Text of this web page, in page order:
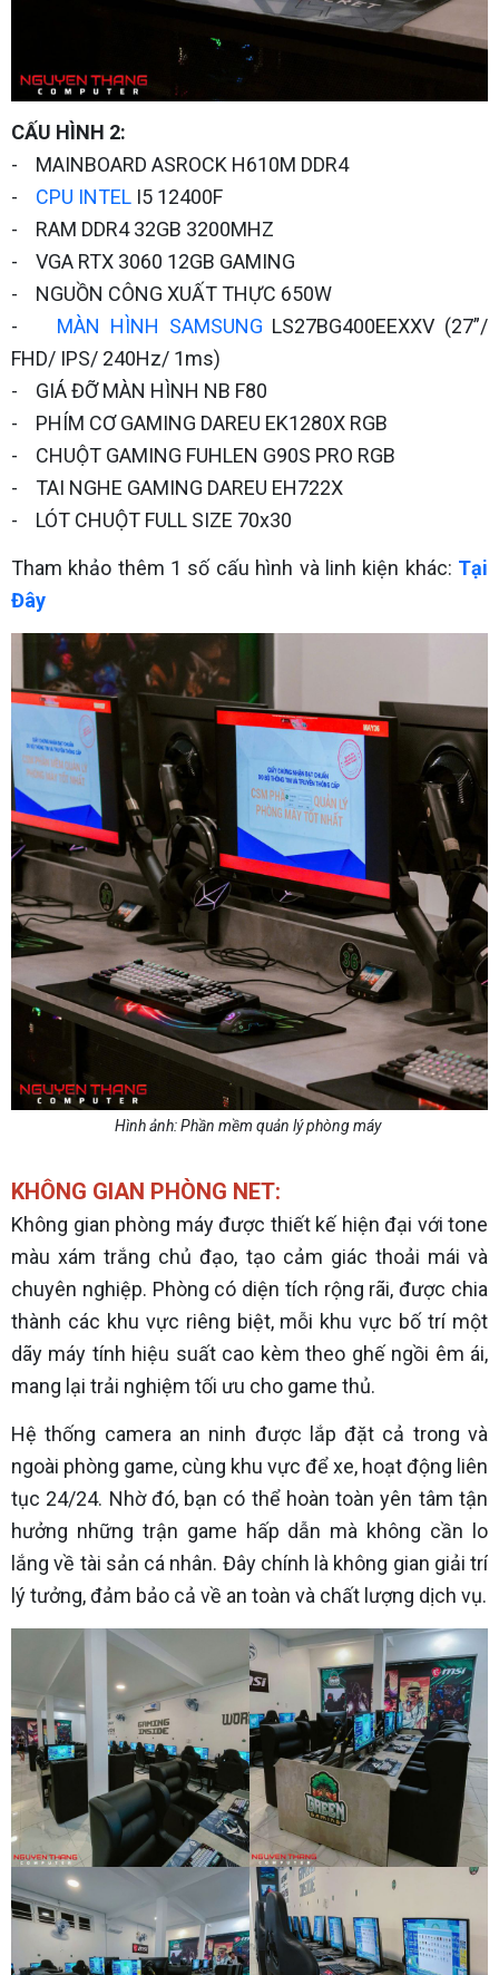
CẤU HÌNH 2:
- MAINBOARD ASROCK H610M DDR4
- CPU INTEL I5 12400F
- RAM DDR4 32GB 3200MHZ
- VGA RTX 3060 12GB GAMING
- NGUỒN CÔNG XUẤT THỰC 650W
- MÀN HÌNH SAMSUNG LS27BG400EEXXV (27”/
FHD/ IPS/ 240Hz/ 1ms)
- GIÁ ĐỠ MÀN HÌNH NB F80
- PHÍM CƠ GAMING DAREU EK1280X RGB
- CHUỘT GAMING FUHLEN G90S PRO RGB
- TAI NGHE GAMING DAREU EH722X
- LÓT CHUỘT FULL SIZE 70x30
Tham khảo thêm 1 số cấu hình và linh kiện khác: Tại
Đây
Hình ảnh: Phần mềm quản lý phòng máy
KHÔNG GIAN PHÒNG NET:
Không gian phòng máy được thiết kế hiện đại với tone
màu xám trắng chủ đạo, tạo cảm giác thoải mái và
chuyên nghiệp. Phòng có diện tích rộng rãi, được chia
thành các khu vực riêng biệt, mỗi khu vực bố trí một
dãy máy tính hiệu suất cao kèm theo ghế ngồi êm ái,
mang lại trải nghiệm tối ưu cho game thủ.
Hệ thống camera an ninh được lắp đặt cả trong và
ngoài phòng game, cùng khu vực để xe, hoạt động liên
tục 24/24. Nhờ đó, bạn có thể hoàn toàn yên tâm tận
hưởng những trận game hấp dẫn mà không cần lo
lắng về tài sản cá nhân. Đây chính là không gian giải trí
lý tưởng, đảm bảo cả về an toàn và chất lượng dịch vụ.